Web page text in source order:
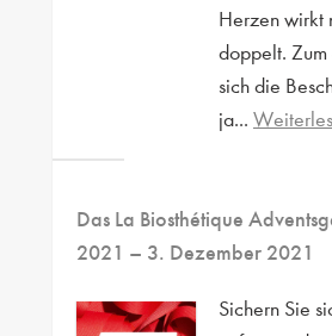
Herzen wirkt
doppelt.
sich die
ja...
Das La Biosthétique
2021 – 3. Dezember 2021
Sichern Sie